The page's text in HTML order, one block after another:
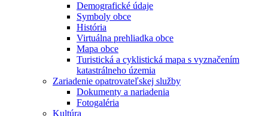
Demografické údaje
Symboly obce
História
Virtuálna prehliadka obce
Mapa obce
Turistická a cyklistická mapa s vyznačením
katastrálneho územia
Zariadenie opatrovateľskej služby
Dokumenty a nariadenia
Fotogaléria
Kultúra